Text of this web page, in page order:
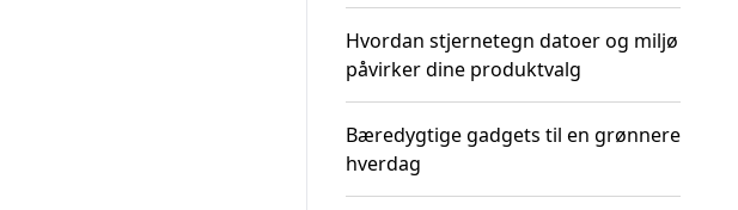
Hvordan stjernetegn datoer og miljø
påvirker dine produktvalg
Bæredygtige gadgets til en grønnere
hverdag